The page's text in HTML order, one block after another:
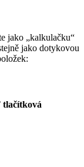
jako „kalkulačku“
jako dotykovou
tlačítková